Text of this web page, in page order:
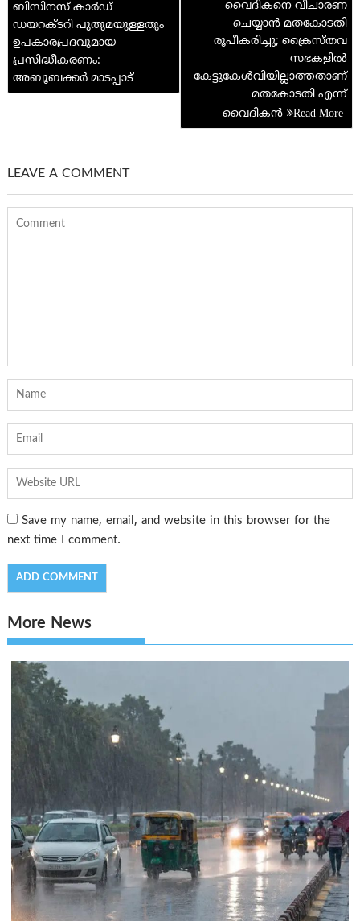
p
navigation
ബിസിനസ് കാര്‍ഡ്
ഡയറക്ടറി പുതുമയുള്ളതും
ഉപകാരപ്രദവുമായ
പ്രസിദ്ധീകരണം:
അബൂബക്കര്‍ മാടപ്പാട്
വൈദികനെ വിചാരണ
ചെയ്യാന്‍ മതകോടതി
രൂപീകരിച്ചു; ക്രൈസ്തവ
സഭകളില്‍
കേട്ടുകേള്‍‌വിയില്ലാത്തതാണ്
മതകോടതി എന്ന്
വൈദികന്‍
LEAVE A COMMENT
Save my name, email, and website in this browser for the
next time I comment.
More News